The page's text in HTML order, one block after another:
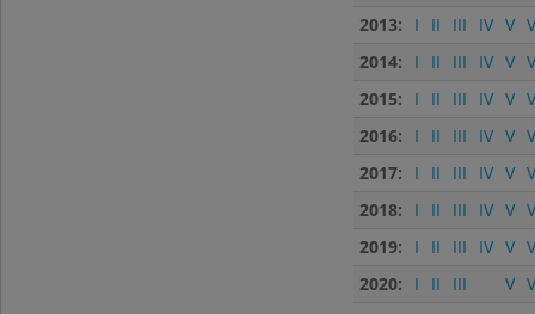
2013:
I II III IV V
2014:
I II III IV V
2015:
I II III IV V
2016:
I II III IV V
2017:
I II III IV V
2018:
I II III IV V
2019:
I II III IV V
2020:
I II III V